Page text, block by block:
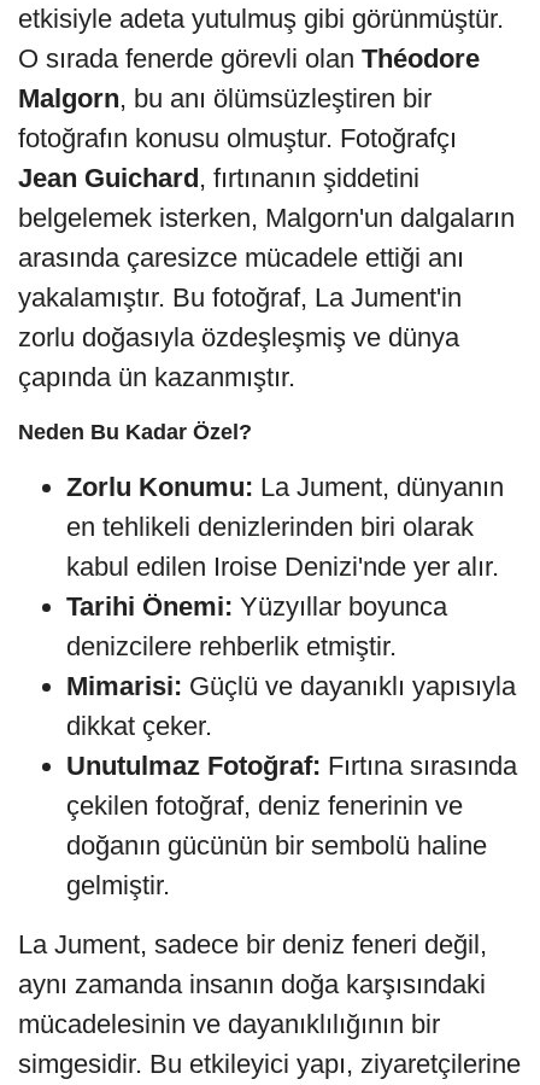
etkisiyle adeta yutulmuş gibi görünmüştür.
O sırada fenerde görevli olan Théodore
Malgorn, bu anı ölümsüzleştiren bir
fotoğrafın konusu olmuştur. Fotoğrafçı
Jean Guichard, fırtınanın şiddetini
belgelemek isterken, Malgorn'un dalgaların
arasında çaresizce mücadele ettiği anı
yakalamıştır. Bu fotoğraf, La Jument'in
zorlu doğasıyla özdeşleşmiş ve dünya
çapında ün kazanmıştır.
Neden Bu Kadar Özel?
Zorlu Konumu: La Jument, dünyanın
en tehlikeli denizlerinden biri olarak
kabul edilen Iroise Denizi'nde yer alır.
Tarihi Önemi: Yüzyıllar boyunca
denizcilere rehberlik etmiştir.
Mimarisi: Güçlü ve dayanıklı yapısıyla
dikkat çeker.
Unutulmaz Fotoğraf: Fırtına sırasında
çekilen fotoğraf, deniz fenerinin ve
doğanın gücünün bir sembolü haline
gelmiştir.
La Jument, sadece bir deniz feneri değil,
aynı zamanda insanın doğa karşısındaki
mücadelesinin ve dayanıklılığının bir
simgesidir. Bu etkileyici yapı, ziyaretçilerine